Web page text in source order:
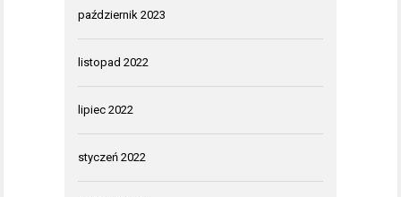
październik 2023
listopad 2022
lipiec 2022
styczeń 2022